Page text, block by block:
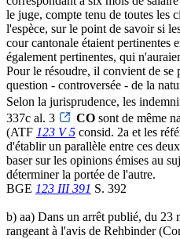
le juge, compte tenu de toutes les
l'espèce, sur le point de savoir si
cour cantonale étaient pertinentes
également pertinentes, qui
Pour le résoudre, il convient de se
question - controversée - de la
Selon la jurisprudence, les
337c al. 3
CO sont de même
(ATF 123 V 5 consid. 2a et les
d'établir un parallèle entre ces
baser sur les opinions émises au
déterminer la portée de l'autre.
BGE 123 III 391 S. 392
b) aa) Dans un arrêt publié, du 23
rangeant à l'avis de Rehbinder